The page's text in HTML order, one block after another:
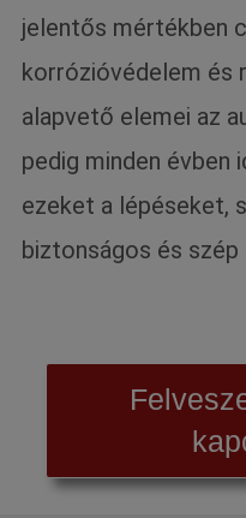
jelentős mértékben
korrózióvédelem és
alapvető elemei az
pedig minden évben
ezeket a lépéseket,
biztonságos és